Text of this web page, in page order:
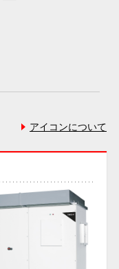
アイコンについて